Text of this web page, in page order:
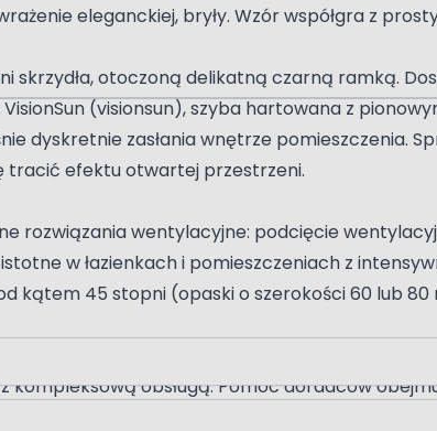
eleganckiej, bryły. Wzór współgra z
skrzydła, otoczoną delikatną czarną ramką.
(visionsun), szyba hartowana z
dyskretnie zasłania wnętrze pomieszczenia.
tracić efektu otwartej przestrzeni.
rozwiązania wentylacyjne: podcięcie
w łazienkach i pomieszczeniach z
kątem 45 stopni (opaski o szerokości 60 lub
obsługą. Pomoc doradców
koloru zawiasów i okuć, tak aby cały zestaw –